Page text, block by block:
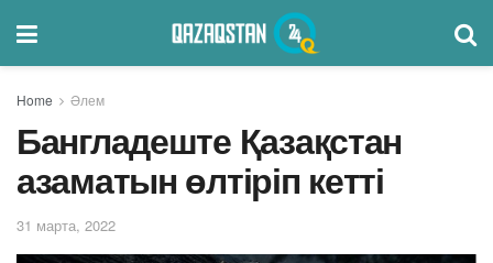
Home Әлем
Бангладеште Қазақстан
азаматын өлтіріп кетті
31 марта, 2022